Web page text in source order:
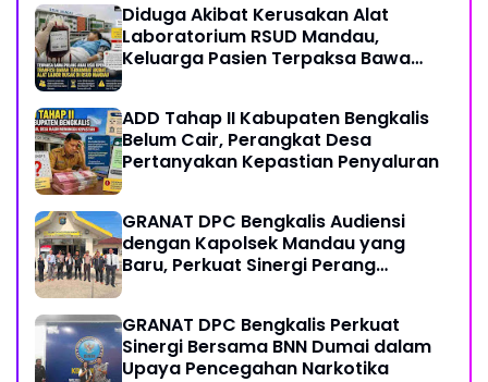
Diduga Akibat Kerusakan Alat
Laboratorium RSUD Mandau,
Keluarga Pasien Terpaksa Bawa
Transfusi Darah
ADD Tahap II Kabupaten Bengkalis
Belum Cair, Perangkat Desa
Pertanyakan Kepastian Penyaluran
GRANAT DPC Bengkalis Audiensi
dengan Kapolsek Mandau yang
Baru, Perkuat Sinergi Perang
GRANAT DPC Bengkalis Perkuat
Sinergi Bersama BNN Dumai dalam
Upaya Pencegahan Narkotika